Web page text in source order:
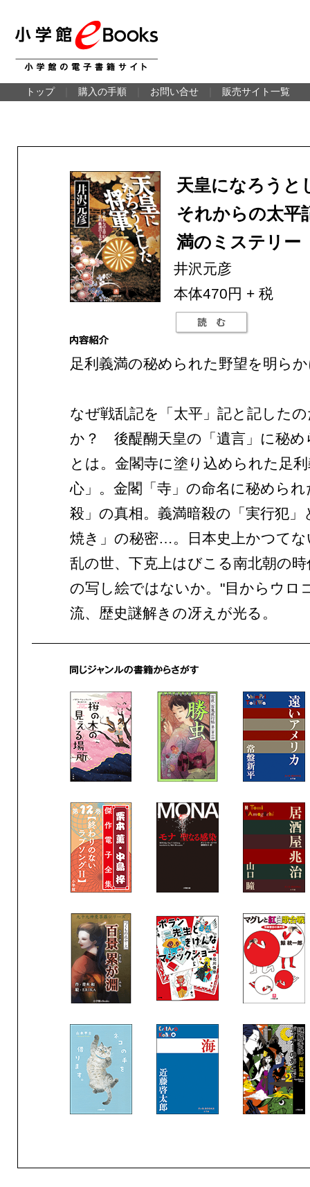
トップ 購入の手順 お問い合せ 販売サイト一覧
天皇になろう
それからの太
満のミステリー
井沢元彦
本体470円 + 税
足利義満の秘められた野望を明ら
なぜ戦乱記を「太平」記と記した
か？ 後醍醐天皇の「遺言」に秘め
とは。金閣寺に塗り込められた足
心」。金閣「寺」の命名に秘めら
殺」の真相。義満暗殺の「実行犯」
焼き」の秘密…。日本史上かつて
乱の世、下克上はびこる南北朝の
の写し絵ではないか。"目からウロ
流、歴史謎解きの冴えが光る。